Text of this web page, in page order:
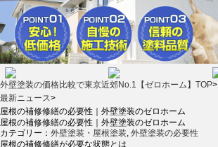
外壁塗装の価格比較で東京近郊No.1【ゼロホーム】TOP>
最新ニュース>
屋根の補修修繕の必要性｜外壁塗装のゼロホーム
屋根の補修修繕の必要性｜外壁塗装のゼロホーム
カテゴリー： 外壁塗装・屋根塗装, 外壁塗装の必要性
屋根の補修修繕が必要な状態とは